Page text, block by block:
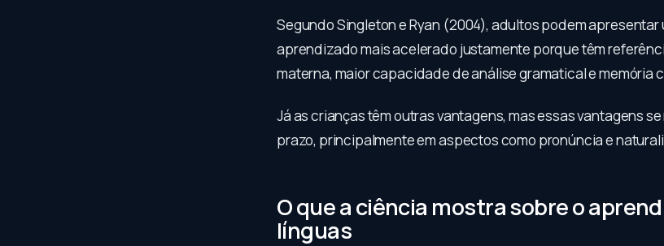
Segundo Singleton e Ryan (2004), adultos podem apresentar
aprendizado mais acelerado justamente porque têm
materna, maior capacidade de análise gramatical e memória
Já as crianças têm outras vantagens, mas essas vantagens
prazo, principalmente em aspectos como pronúncia e
O que a ciência mostra sobre o
línguas